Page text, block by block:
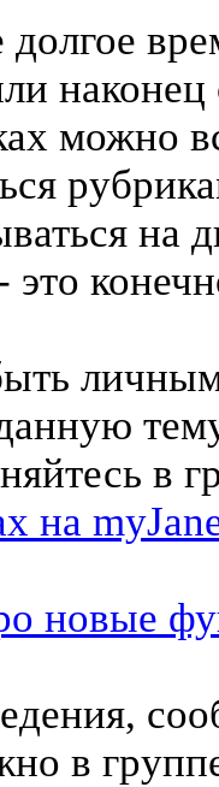
наконец
можно
на
это
в
на
новые
в